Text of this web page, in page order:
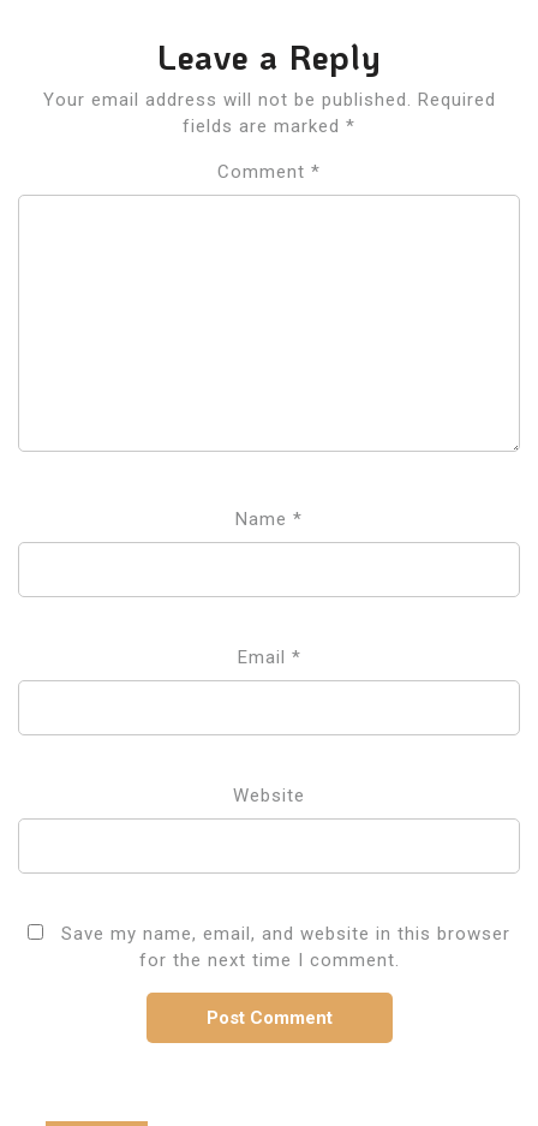
Leave a Reply
Your email address will not be published.
Required
fields are marked *
Comment *
Name *
Email *
Website
Save my name, email, and website in this browser
for the next time I comment.